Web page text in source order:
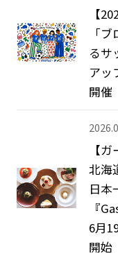
【
「
るサ
アッ
開催
【
北海
日本
『
6月
開始